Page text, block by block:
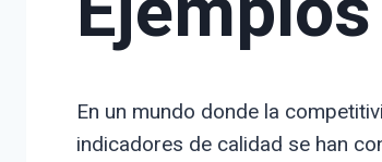
En un mundo donde la
indicadores de calidad se han